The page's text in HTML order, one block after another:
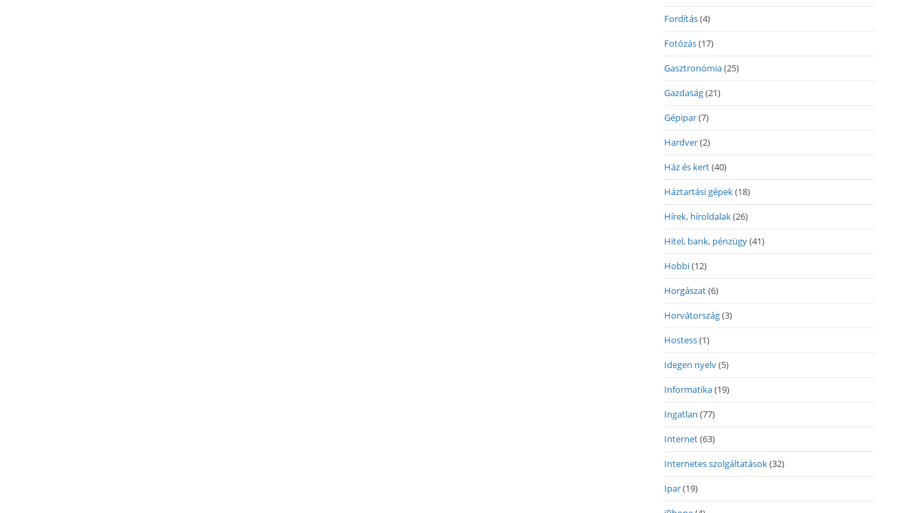
Fordítás(4)
Fotózás(17)
Gasztronómia(25)
Gazdaság(21)
Gépipar(7)
Hardver(2)
Ház és kert(40)
Háztartási gépek(18)
Hírek, híroldalak(26)
Hitel, bank, pénzügy(41)
Hobbi(12)
Horgászat(6)
Horvátország(3)
Hostess(1)
Idegen nyelv(5)
Informatika(19)
Ingatlan (77)
Internet(63)
Internetes szolgáltatások(32)
Ipar(19)